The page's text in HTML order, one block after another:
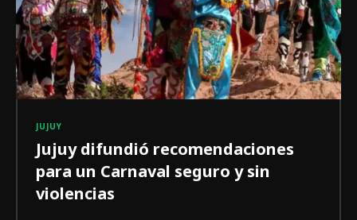
JUJUY
Jujuy difundió recomendaciones
para un Carnaval seguro y sin
violencias